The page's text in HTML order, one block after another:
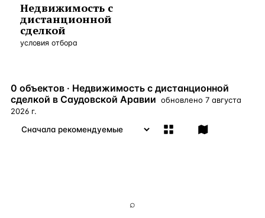
Анталия —Локация
ЧАСТО ИЩУТ
Турция Россия
Недвижимость с
дистанционной
сделкой
условия отбора
0 объектов · Недвижимость с дистанционной
сделкой в Саудовской Аравии обновлено 7 августа
2026 г.
⌕